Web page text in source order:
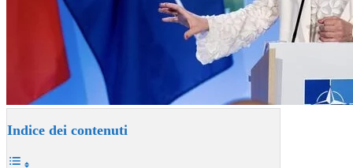
Indice dei contenuti